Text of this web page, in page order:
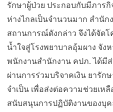
รักษาผู้ป่วย ประกอบกับมีภารกิ
ห่างไกลเป็นจำนวนมาก สำนัก
สถานการณ์ดังกล่าว จึงได้จัดโ
น้ำใจสู่โรงพยาบาลอุ้มผาง จัง
พนักงานสำนักงาน คปภ. ได้มี
ผ่านการร่วมบริจาคเงิน ยารั
จำเป็น เพื่อส่งต่อความช่วยเหลื
สนับสนุนการปฏิบัติงานของบุ